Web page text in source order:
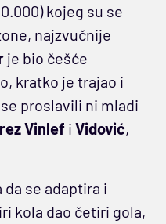
kojeg su se
najzvučnije
je bio češće
kratko je trajao i
proslavili ni mladi
Vinlef i Vidović,
se adaptira i
kola dao četiri gola,